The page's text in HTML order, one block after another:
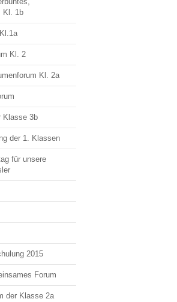
Kl. 1b
Kl. 2
Kl. 2a
Klasse 3b
der 1. Klassen
für unsere
2015
Forum
der Klasse 2a